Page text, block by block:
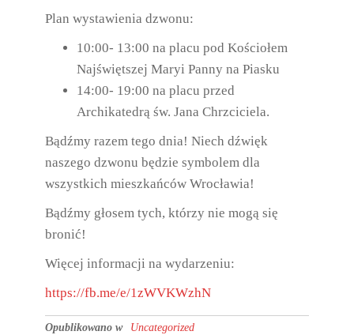
Plan wystawienia dzwonu:
10:00- 13:00 na placu pod Kościołem
Najświętszej Maryi Panny na Piasku
14:00- 19:00 na placu przed
Archikatedrą św. Jana Chrzciciela.
Bądźmy razem tego dnia! Niech dźwięk
naszego dzwonu będzie symbolem dla
wszystkich mieszkańców Wrocławia!
Bądźmy głosem tych, którzy nie mogą się
bronić!
Więcej informacji na wydarzeniu:
https://fb.me/e/1zWVKWzhN
Opublikowano w Uncategorized